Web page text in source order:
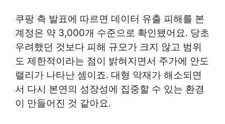
쿠팡 측 발표에 따르면 데이터 유출 피해를 본
계정은 약 3,000개 수준으로 확인됐어요. 당초
우려했던 것보다 피해 규모가 크지 않고 범위
도 제한적이라는 점이 밝혀지면서 주가에 안도
랠리가 나타난 셈이죠. 대형 악재가 해소되면
서 다시 본연의 성장성에 집중할 수 있는 환경
이 만들어진 것 같아요.